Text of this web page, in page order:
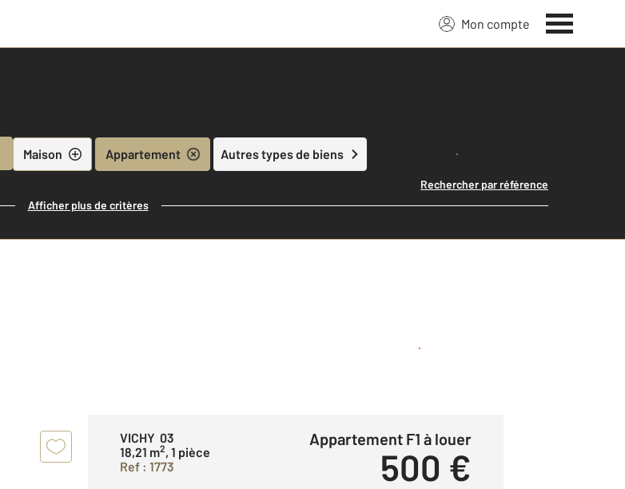
Mon compte
Maison Appartement Autres types de biens Lancer ma recherche
Rechercher par référence
Afficher plus de critères
Créer une alerte
VICHY 03
18,21 m2, 1 pièce
Ref : 1773
Appartement F1 à louer
500 €